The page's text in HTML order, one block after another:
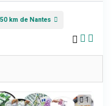
km de Nantes
1